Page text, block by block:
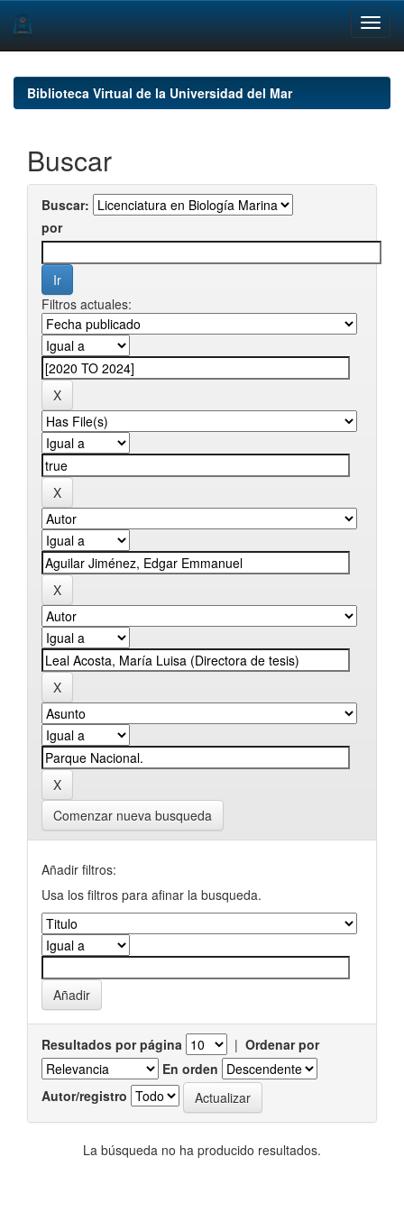
navigationBiblioteca Virtual de la Universidad del Mar
Buscar
Buscar:
por
Filtros actuales:
Comenzar nueva busqueda
Añadir filtros:
Usa los filtros para afinar la busqueda.
Resultados por página | Ordenar por
En orden
Autor/registro
La búsqueda no ha producido resultados.